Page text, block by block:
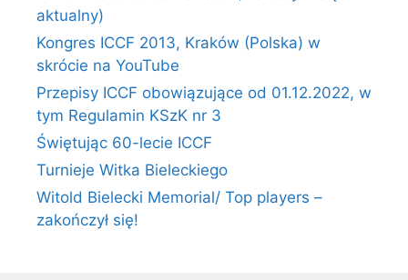
aktualny)
Kongres ICCF 2013, Kraków (Polska) w
skrócie na YouTube
Przepisy ICCF obowiązujące od 01.12.2022, w
tym Regulamin KSzK nr 3
Świętując 60-lecie ICCF
Turnieje Witka Bieleckiego
Witold Bielecki Memorial/ Top players –
zakończył się!